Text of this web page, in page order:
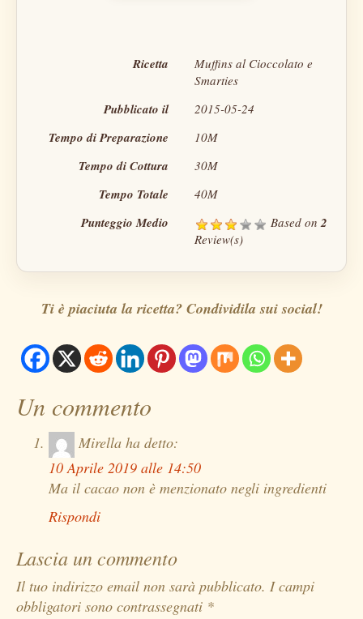
Ricetta
Muffins al Cioccolato e
Smarties
Pubblicato il 2015-05-24
Tempo di Preparazione 10M
Tempo di Cottura 30M
Tempo Totale 40M
Punteggio Medio Based on2
Review(s)
Ti è piaciuta la ricetta? Condividila sui social!
Un commento
Mirella ha detto:
10 Aprile 2019 alle 14:50
Ma il cacao non è menzionato negli ingredienti
Rispondi
Lascia un commento
Il tuo indirizzo email non sarà pubblicato. I campi
obbligatori sono contrassegnati *